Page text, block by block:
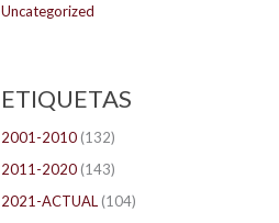
Uncategorized
ETIQUETAS
2001-2010 (132)
2011-2020 (143)
2021-ACTUAL (104)